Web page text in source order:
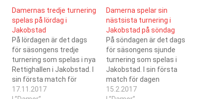
Damernas tredje turnering
spelas på lördag i
Jakobstad
På lördagen är det dags
för säsongens tredje
turnering som spelas i nya
Rettighallen i Jakobstad. I
sin första match för
dagen (matchstart kl
17.11.2017
Damerna spelar sin
nästsista turnering i
Jakobstad på söndag
På söndagen är det dags
för säsongens sjunde
turnering som spelas i
Jakobstad. I sin första
match för dagen
(matchstart kl 16:00)
15.2.2017